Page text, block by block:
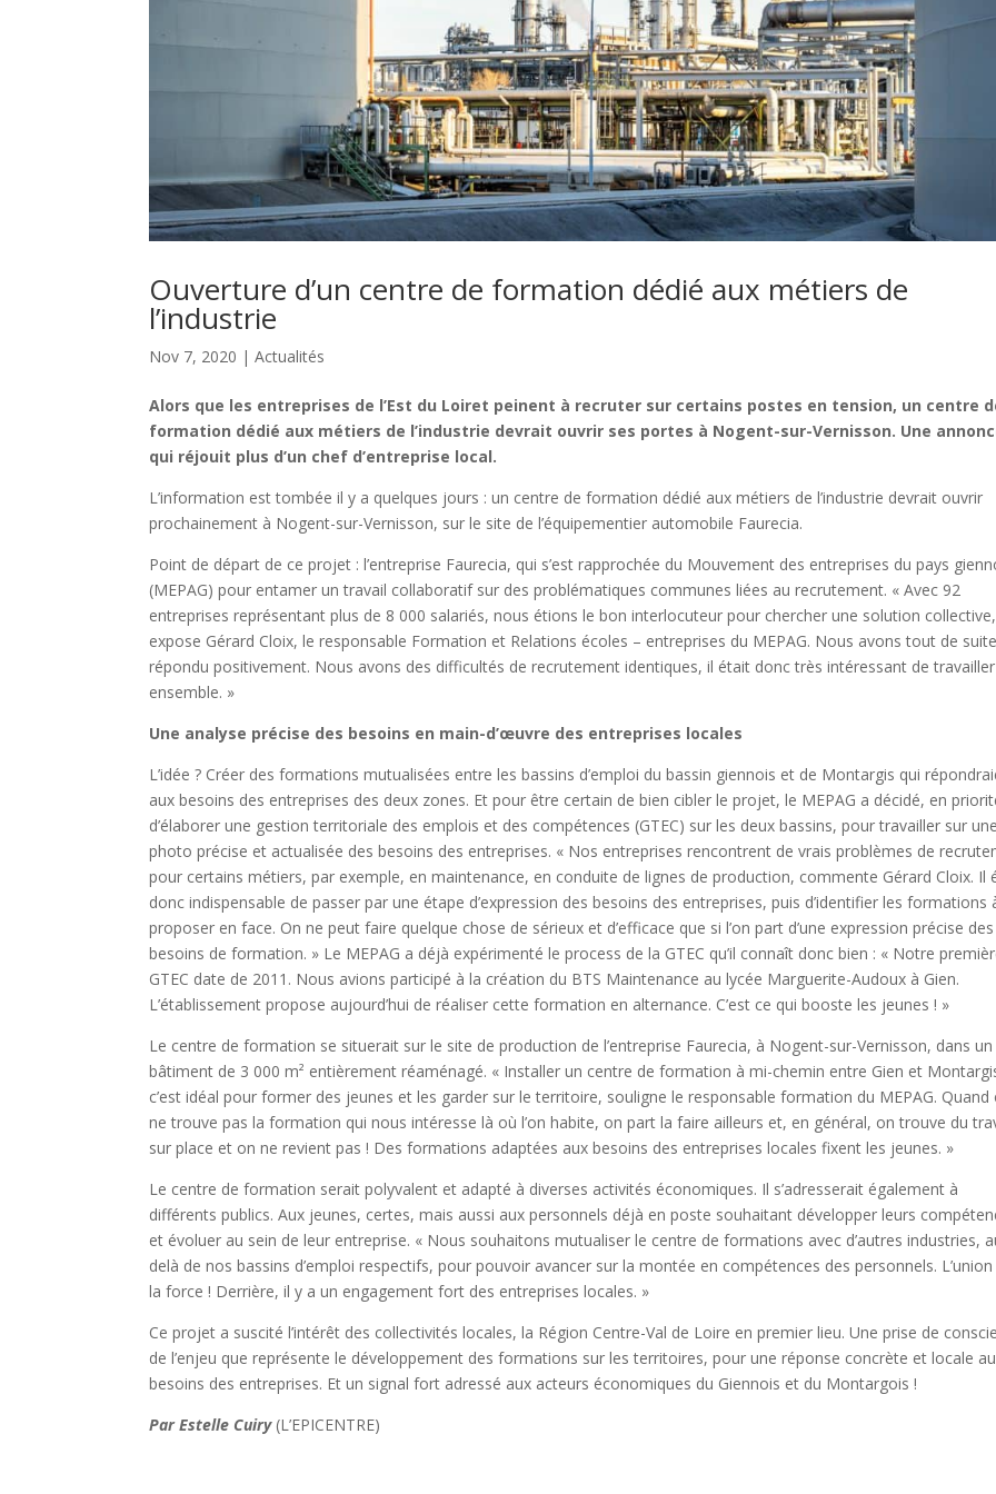
Ouverture d’un centre de formation dédié aux métiers de
l’industrie
Nov 7, 2020 |Actualités
Alors que les entreprises de l’Est du Loiret peinent à recruter sur certains postes en tension, un centre
formation dédié aux métiers de l’industrie devrait ouvrir ses portes à Nogent-sur-Vernisson. Une
qui réjouit plus d’un chef d’entreprise local.
L’information est tombée il y a quelques jours : un centre de formation dédié aux métiers de l’industrie devrait ouvrir
prochainement à Nogent-sur-Vernisson, sur le site de l’équipementier automobile Faurecia.
Point de départ de ce projet : l’entreprise Faurecia, qui s’est rapprochée du Mouvement des entreprises du pays
(MEPAG) pour entamer un travail collaboratif sur des problématiques communes liées au recrutement. « Avec 92
entreprises représentant plus de 8 000 salariés, nous étions le bon interlocuteur pour chercher une solution collective,
expose Gérard Cloix, le responsable Formation et Relations écoles – entreprises du MEPAG. Nous avons tout de suite
répondu positivement. Nous avons des difficultés de recrutement identiques, il était donc très intéressant de travailler
ensemble. »
Une analyse précise des besoins en main-d’œuvre des entreprises locales
L’idée ? Créer des formations mutualisées entre les bassins d’emploi du bassin giennois et de Montargis qui
aux besoins des entreprises des deux zones. Et pour être certain de bien cibler le projet, le MEPAG a décidé, en
d’élaborer une gestion territoriale des emplois et des compétences (GTEC) sur les deux bassins, pour travailler sur une
photo précise et actualisée des besoins des entreprises. « Nos entreprises rencontrent de vrais problèmes de
pour certains métiers, par exemple, en maintenance, en conduite de lignes de production, commente Gérard Cloix. Il
donc indispensable de passer par une étape d’expression des besoins des entreprises, puis d’identifier les formations
proposer en face. On ne peut faire quelque chose de sérieux et d’efficace que si l’on part d’une expression précise des
besoins de formation. » Le MEPAG a déjà expérimenté le process de la GTEC qu’il connaît donc bien : « Notre
GTEC date de 2011. Nous avions participé à la création du BTS Maintenance au lycée Marguerite-Audoux à Gien.
L’établissement propose aujourd’hui de réaliser cette formation en alternance. C’est ce qui booste les jeunes ! »
Le centre de formation se situerait sur le site de production de l’entreprise Faurecia, à Nogent-sur-Vernisson, dans un
bâtiment de 3 000 m² entièrement réaménagé. « Installer un centre de formation à mi-chemin entre Gien et
c’est idéal pour former des jeunes et les garder sur le territoire, souligne le responsable formation du MEPAG. Quand
ne trouve pas la formation qui nous intéresse là où l’on habite, on part la faire ailleurs et, en général, on trouve du
sur place et on ne revient pas ! Des formations adaptées aux besoins des entreprises locales fixent les jeunes. »
Le centre de formation serait polyvalent et adapté à diverses activités économiques. Il s’adresserait également à
différents publics. Aux jeunes, certes, mais aussi aux personnels déjà en poste souhaitant développer leurs
et évoluer au sein de leur entreprise. « Nous souhaitons mutualiser le centre de formations avec d’autres industries,
delà de nos bassins d’emploi respectifs, pour pouvoir avancer sur la montée en compétences des personnels.
la force ! Derrière, il y a un engagement fort des entreprises locales. »
Ce projet a suscité l’intérêt des collectivités locales, la Région Centre-Val de Loire en premier lieu. Une prise de
de l’enjeu que représente le développement des formations sur les territoires, pour une réponse concrète et locale
besoins des entreprises. Et un signal fort adressé aux acteurs économiques du Giennois et du Montargois !
Par Estelle Cuiry(L’EPICENTRE)